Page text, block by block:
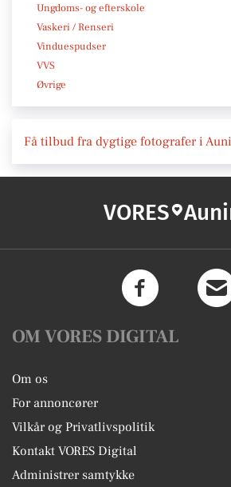
Ungdoms- og efterskole
Vaskeri / Renseri
Vinduespudser
VVS
Øvrige
Få tilbud fra dygtige fotografer i
VORES
OM VORES DIGITAL
Om os
For annoncører
Vilkår og Privatlivspolitik
Kontakt VORES Digital
Administrer samtykke